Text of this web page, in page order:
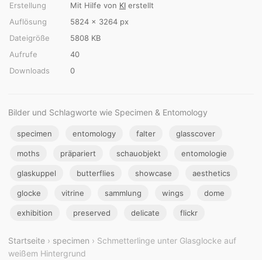
Erstellung
Mit Hilfe von KI erstellt
Auflösung
5824 × 3264 px
Dateigröße
5808 KB
Aufrufe
40
Downloads
0
Bilder und Schlagworte wie Specimen & Entomology
specimen entomology falter glasscover
moths präpariert schauobjekt entomologie
glaskuppel butterflies showcase aesthetics
glocke vitrine sammlung wings dome
exhibition preserved delicate flickr
Startseite › specimen › Schmetterlinge unter Glasglocke auf
weißem Hintergrund